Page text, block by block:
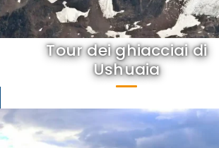
Tour dei ghiacciai di
Ushuaia